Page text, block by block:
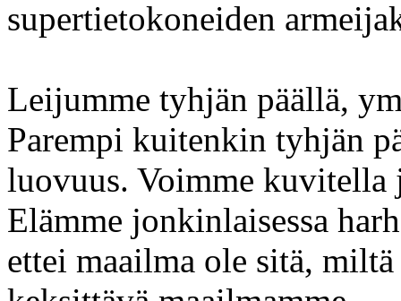
supertietokoneiden
Leijumme tyhjän päällä,
Parempi kuitenkin tyhjän
luovuus. Voimme kuvitella
Elämme jonkinlaisessa
ettei maailma ole sitä,